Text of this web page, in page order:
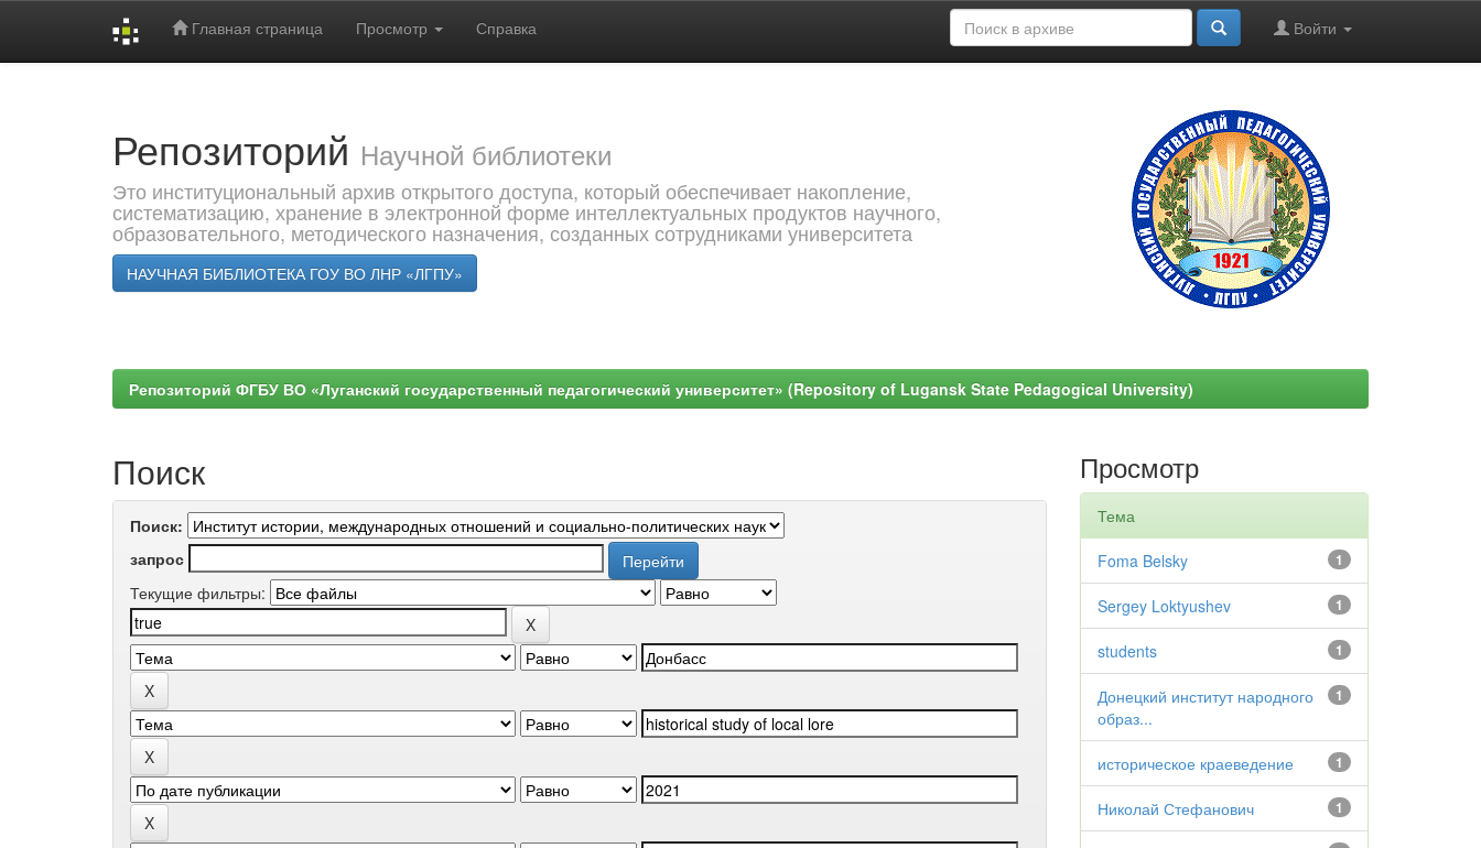
Главная страница Просмотр Справка Войти
Репозиторий Научной библиотеки
Это институциональный архив открытого доступа, который обеспечивает накопление,
систематизацию, хранение в электронной форме интеллектуальных продуктов научного,
образовательного, методического назначения, созданных сотрудниками университета
НАУЧНАЯ БИБЛИОТЕКА ГОУ ВО ЛНР «ЛГПУ»
Репозиторий ФГБУ ВО «Луганский государственный педагогический университет» (Repository of Lugansk State Pedagogical University)
Поиск
Поиск:
запрос
Текущие фильтры:
Просмотр
Тема
1
Foma Belsky
1
Sergey Loktyushev
1
students
1
Донецкий институт народного
образ...
1
историческое краеведение
1
Николай Стефанович